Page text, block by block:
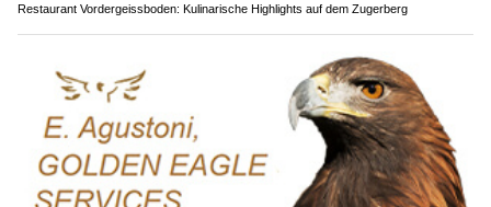
Restaurant Vordergeissboden: Kulinarische Highlights auf dem Zugerberg